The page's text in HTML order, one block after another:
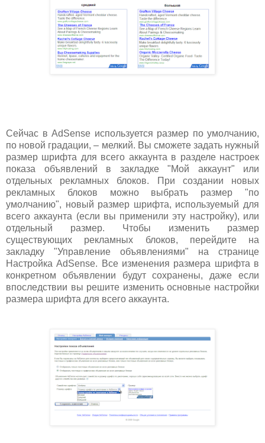
Сейчас в AdSense используется размер по умолчанию,
по новой градации, – мелкий. Вы сможете задать нужный
размер шрифта для всего аккаунта в разделе настроек
показа объявлений в закладке "Мой аккаунт" или
отдельных рекламных блоков. При создании новых
рекламных блоков можно выбрать размер "по
умолчанию", новый размер шрифта, используемый для
всего аккаунта (если вы применили эту настройку), или
отдельный размер. Чтобы изменить размер
существующих рекламных блоков, перейдите на
закладку "Управление объявлениями" на странице
Настройка AdSense. Все изменения размера шрифта в
конкретном объявлении будут сохранены, даже если
впоследствии вы решите изменить основные настройки
размера шрифта для всего аккаунта.